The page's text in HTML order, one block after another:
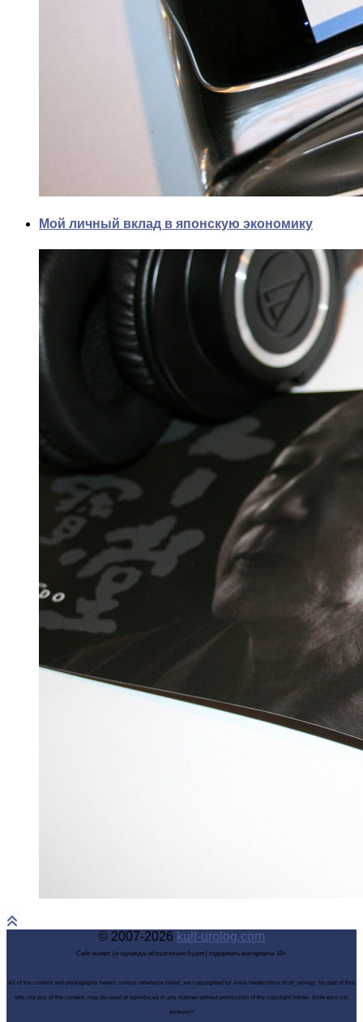
Мой личный вклад в японскую экономику
© 2007-2026 kult-urolog.com
Сайт может (и однажды обязательно будет) содержать материалы 18+
All of the content and photography herein, unless otherwise noted, are copyrighted by Anita Nadezhdina (Kult_urolog). No part of this
site, nor any of the content, may be used or reproduced in any manner without permission of the copyright holder. Хотя кого это
волнует?